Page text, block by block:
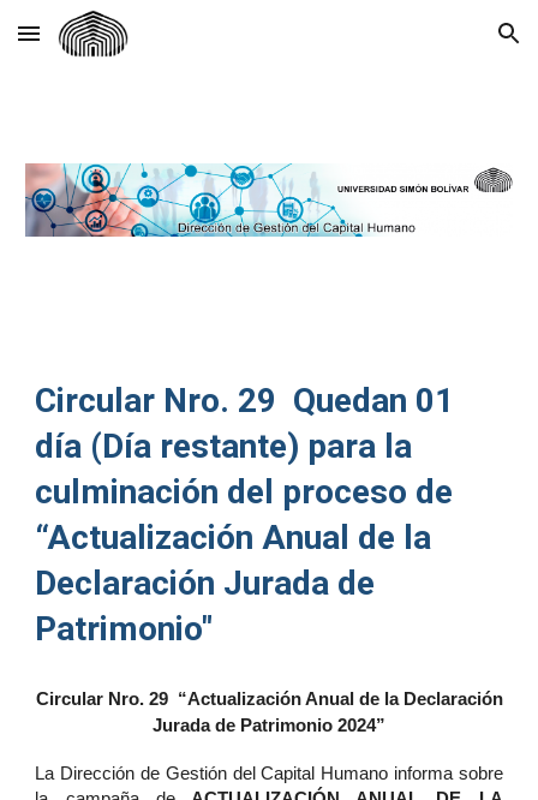
Skip to main content Skip to navigation
Circular Nro. 29 Quedan 01
día (Día restante) para la
culminación del proceso de
“Actualización Anual de la
Declaración Jurada de
Patrimonio"
Circular Nro. 29 “Actualización Anual de la Declaración
Jurada de Patrimonio 2024”
La Dirección de Gestión del Capital Humano informa sobre